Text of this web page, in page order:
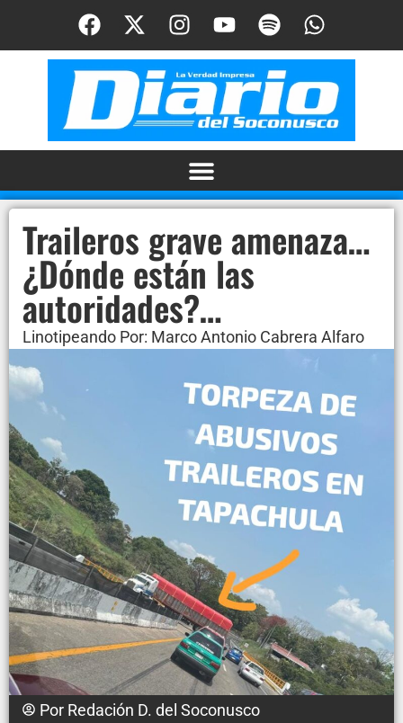
Traileros grave amenaza…
¿Dónde están las
autoridades?…
Linotipeando Por: Marco Antonio Cabrera Alfaro
Por Redación D. del Soconusco